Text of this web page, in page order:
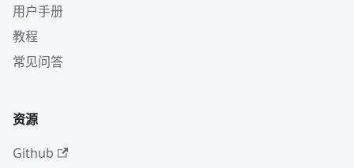
用户手册
教程
常见问答
资源
Github